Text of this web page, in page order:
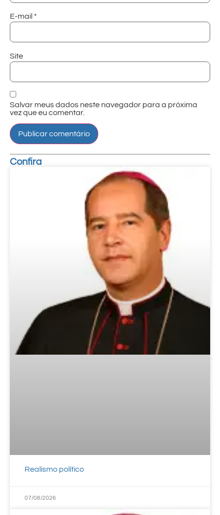
E-mail *
Site
Salvar meus dados neste navegador para a próxima
vez que eu comentar.
Confira
Realismo político
07/08/2026